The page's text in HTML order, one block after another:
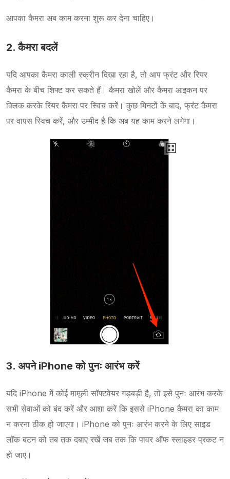
आपका कैमरा अब काम करना शुरू कर देना चाहिए।
2. कैमरा बदलें
यदि आपका कैमरा काली स्क्रीन दिखा रहा है, तो आप फ्रंट और रियर
कैमरा के बीच शिफ्ट कर सकते हैं। कैमरा खोलें और कैमरा आइकन पर
क्लिक करके रियर कैमरा पर स्विच करें। कुछ मिनटों के बाद, फ्रंट कैमरा
पर वापस स्विच करें, और उम्मीद है कि अब यह काम करने लगेगा।
3. अपने iPhone को पुनः आरंभ करें
यदि iPhone में कोई मामूली सॉफ्टवेयर गड़बड़ी है, तो इसे पुनः आरंभ करके
सभी सेवाओं को बंद करें और आशा करें कि इससे iPhone कैमरा का काम
न करना ठीक हो जाएगा। iPhone को पुनः आरंभ करने के लिए साइड
लॉक बटन को तब तक दबाए रखें जब तक कि पावर ऑफ स्लाइडर प्रकट न
हो जाए।